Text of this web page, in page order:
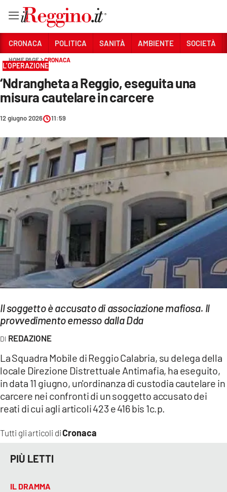
Sezioni
CRONACA
AMBIENTE
SOCIETÀ
CULTURA
ECONOMIA E LAVORO
SPORT
Streaming
LAC TV
LaC
Network
LACPLAY.IT
CRONACA POLITICA SANITÀ AMBIENTE SOCIETÀ
HOME PAGE CRONACA
L’OPERAZIONE
‘Ndrangheta a Reggio, eseguita una
misura cautelare in carcere
12 giugno 2026 11:59
Il soggetto è accusato di associazione mafiosa. Il
provvedimento emesso dalla Dda
REDAZIONE
Tutti gli articoli diCronaca
La Squadra Mobile di Reggio Calabria, su delega della
locale Direzione Distrettuale Antimafia, ha eseguito,
in data 11 giugno, un'ordinanza di custodia cautelare in
carcere nei confronti di un soggetto accusato dei
reati di cui agli articoli 423 e 416 bis 1c.p.
PIÙ LETTI
IL DRAMMA